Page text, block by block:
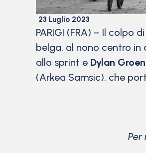
23 Luglio 2023
PARIGI (FRA) – Il colpo
belga, al nono centro
allo sprint e Dylan
(Arkea Samsic), che
Per